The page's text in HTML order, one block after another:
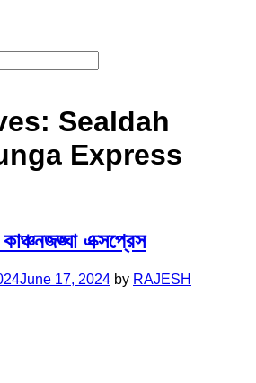
Sealdah
Express
এক্সপ্রেস
June 17, 2024 by RAJESH